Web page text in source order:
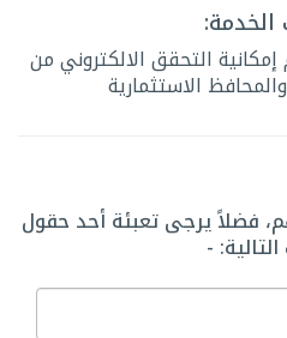
التحقق الالكتروني من
الاستثمارية
فضلاً يرجى تعبئة أحد حقول
-